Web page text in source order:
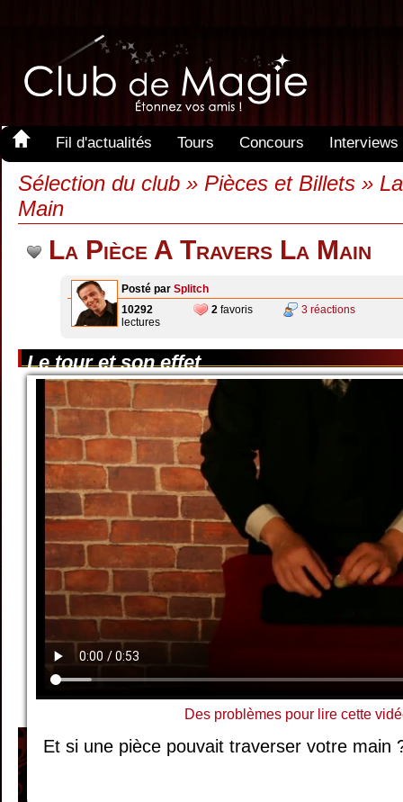
Fil d'actualités Tours Concours Interviews
Sélection du club » Pièces et Billets »
Main
La Pièce A Travers La Main
Posté par Splitch
10292
lectures
2 favoris 3 réactions
Le tour et son effet
Des problèmes pour lire cette
Et si une pièce pouvait traverser votre main